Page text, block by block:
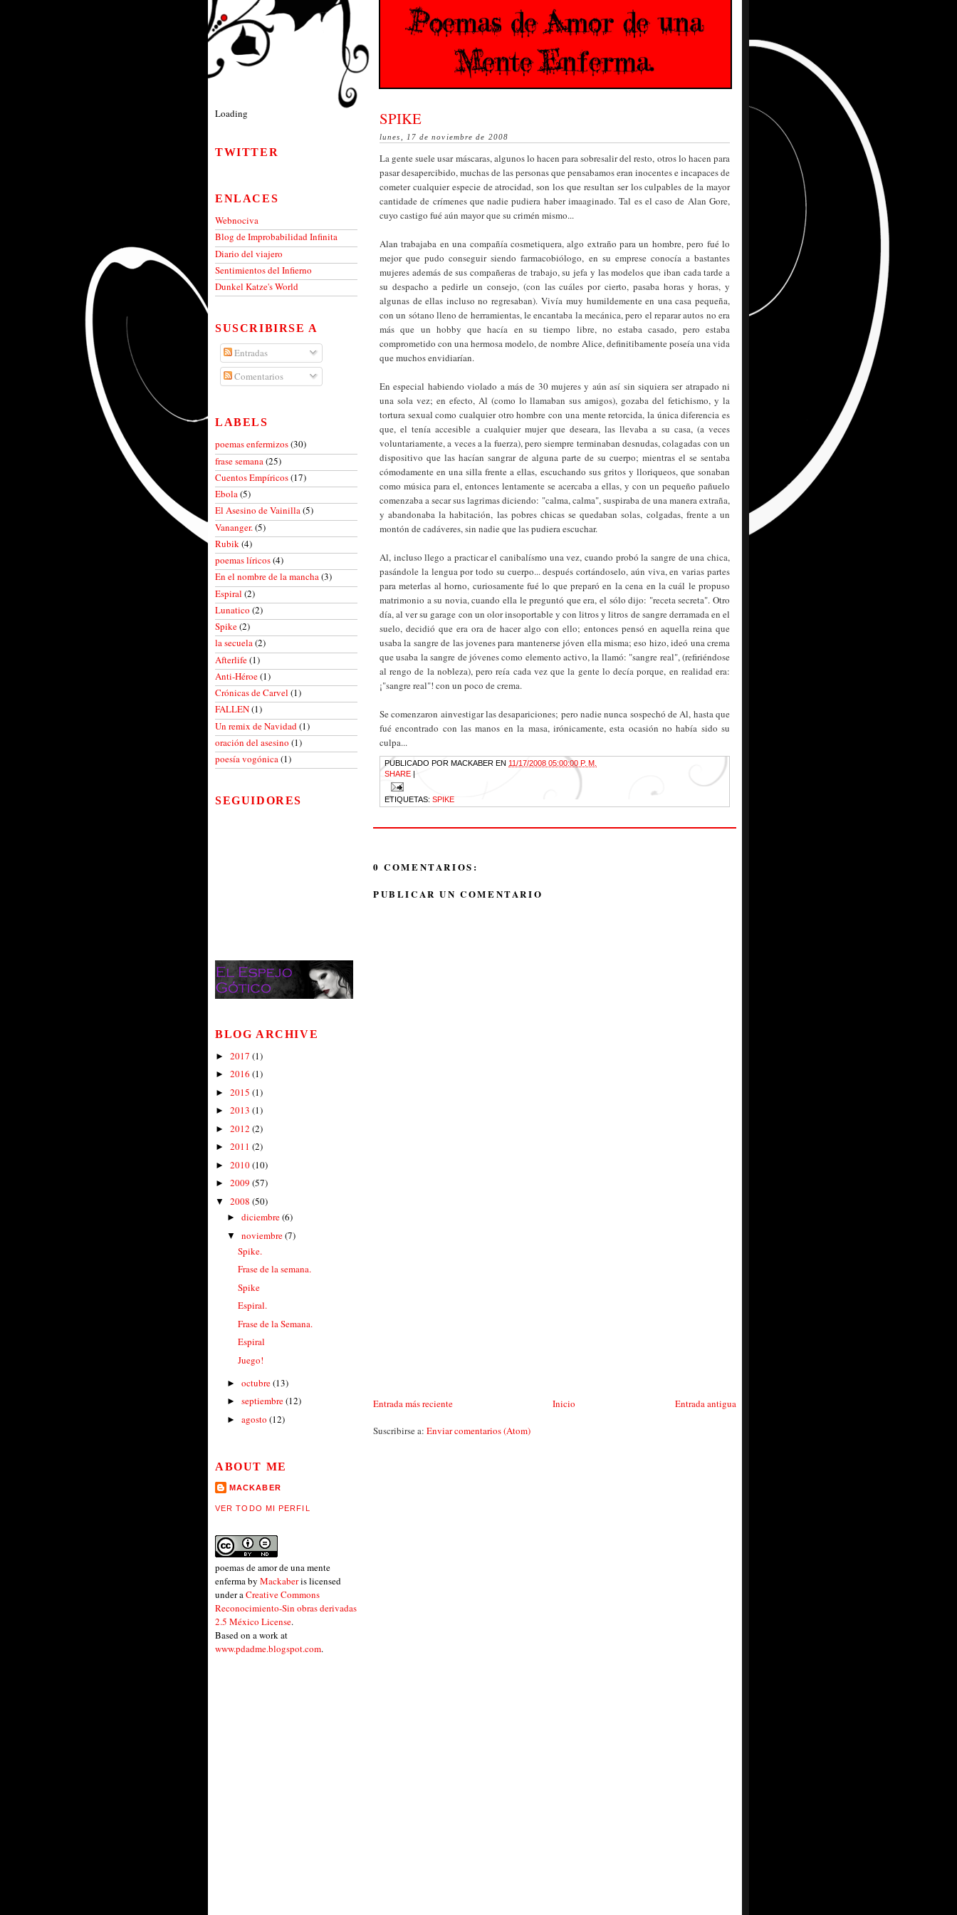
SPIKE
lunes, 17 de noviembre de 2008
La gente suele usar máscaras, algunos lo hacen para sobresalir del resto, otros lo hacen para
pasar desapercibido, muchas de las personas que pensabamos eran inocentes e incapaces de
cometer cualquier especie de atrocidad, son los que resultan ser los culpables de la mayor
cantidade de crímenes que nadie pudiera haber imaaginado. Tal es el caso de Alan Gore,
cuyo castigo fué aún mayor que su crimén mismo...
Alan trabajaba en una compañía cosmetiquera, algo extraño para un hombre, pero fué lo
mejor que pudo conseguir siendo farmacobiólogo, en su emprese conocía a bastantes
mujeres además de sus compañeras de trabajo, su jefa y las modelos que iban cada tarde a
su despacho a pedirle un consejo, (con las cuáles por cierto, pasaba horas y horas, y
algunas de ellas incluso no regresaban). Vivía muy humildemente en una casa pequeña,
con un sótano lleno de herramientas, le encantaba la mecánica, pero el reparar autos no era
más que un hobby que hacía en su tiempo libre, no estaba casado, pero estaba
comprometido con una hermosa modelo, de nombre Alice, definitibamente poseía una vida
que muchos envidiarían.
En especial habiendo violado a más de 30 mujeres y aún así sin siquiera ser atrapado ni
una sola vez; en efecto, Al (como lo llamaban sus amigos), gozaba del fetichismo, y la
tortura sexual como cualquier otro hombre con una mente retorcida, la única diferencia es
que, el tenía accesible a cualquier mujer que deseara, las llevaba a su casa, (a veces
voluntariamente, a veces a la fuerza), pero siempre terminaban desnudas, colagadas con un
dispositivo que las hacían sangrar de alguna parte de su cuerpo; mientras el se sentaba
cómodamente en una silla frente a ellas, escuchando sus gritos y lloriqueos, que sonaban
como música para el, entonces lentamente se acercaba a ellas, y con un pequeño pañuelo
comenzaba a secar sus lagrimas diciendo: "calma, calma", suspiraba de una manera extraña,
y abandonaba la habitación, las pobres chicas se quedaban solas, colgadas, frente a un
montón de cadáveres, sin nadie que las pudiera escuchar.
Al, incluso llego a practicar el canibalísmo una vez, cuando probó la sangre de una chica,
pasándole la lengua por todo su cuerpo... después cortándoselo, aún viva, en varias partes
para meterlas al horno, curiosamente fué lo que preparó en la cena en la cuál le propuso
matrimonio a su novia, cuando ella le preguntó que era, el sólo dijo: "receta secreta". Otro
día, al ver su garage con un olor insoportable y con litros y litros de sangre derramada en el
suelo, decidió que era ora de hacer algo con ello; entonces pensó en aquella reina que
usaba la sangre de las jovenes para mantenerse jóven ella misma; eso hizo, ideó una crema
que usaba la sangre de jóvenes como elemento activo, la llamó: "sangre real", (refiriéndose
al rengo de la nobleza), pero reía cada vez que la gente lo decía porque, en realidad era:
¡"sangre real"! con un poco de crema.
Se comenzaron ainvestigar las desapariciones; pero nadie nunca sospechó de Al, hasta que
fué encontrado con las manos en la masa, irónicamente, esta ocasión no había sido su
culpa...
PUBLICADO POR MACKABER EN 11/17/2008 05:00:00 P. M.
SHARE
ETIQUETAS: SPIKE
0 COMENTARIOS:
PUBLICAR UN COMENTARIO
Entrada más reciente Entrada antigua
Inicio
Suscribirse a: Enviar comentarios (Atom)
Loading
TWITTER
ENLACES
Webnociva
Blog de Improbabilidad Infinita
Diario del viajero
Sentimientos del Infierno
Dunkel Katze's World
SUSCRIBIRSE A
Entradas
Comentarios
LABELS
poemas enfermizos(30)
frase semana (25)
Cuentos Empíricos(17)
Ebola(5)
El Asesino de Vainilla(5)
Vananger. (5)
Rubik(4)
poemas líricos(4)
En el nombre de la mancha(3)
Espiral (2)
Lunatico (2)
Spike(2)
la secuela(2)
Afterlife(1)
Anti-Héroe(1)
Crónicas de Carvel (1)
FALLEN(1)
Un remix de Navidad (1)
oración del asesino (1)
poesía vogónica(1)
SEGUIDORES
BLOG ARCHIVE
► 2017 (1)
► 2016 (1)
► 2015 (1)
► 2013 (1)
► 2012 (2)
► 2011 (2)
► 2010(10)
► 2009 (57)
▼ 2008 (50)
► diciembre(6)
▼ noviembre(7)
Spike.
Frase de la semana.
Spike
Espiral.
Frase de la Semana.
Espiral
Juego!
► octubre(13)
► septiembre(12)
► agosto (12)
ABOUT ME
MACKABER
VER TODO MI PERFIL
poemas de amor de una mente
enfermaby Mackaberis licensed
under aCreative Commons
Reconocimiento-Sin obras derivadas
2.5 México License.
Based on a work at
www.pdadme.blogspot.com.